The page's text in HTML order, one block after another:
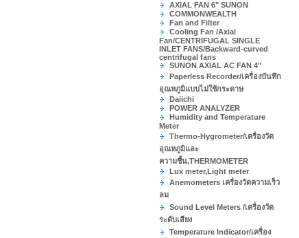
AXIAL FAN 6" SUNON
COMMONWEALTH
Fan and Filter
Cooling Fan /Axial
Fan/CENTRIFUGAL SINGLE
INLET FANS/Backward-curved
centrifugal fans
SUNON AXIAL AC FAN 4"
Paperless Recorder/เครื่องบันทึก
อุณหภูมิแบบไม่ใช้กระดาษ
Daiichi
POWER ANALYZER
Humidity and Temperature
Meter
Thermo-Hygrometer/เครื่องวัด
อุณหภูมิและ
ความชื้น,THERMOMETER
Lux meter,Light meter
Anemometers เครื่องวัดความเร็ว
ลม
Sound Level Meters /เครื่องวัด
ระดับเสียง
Temperature Indicator/เครื่อง